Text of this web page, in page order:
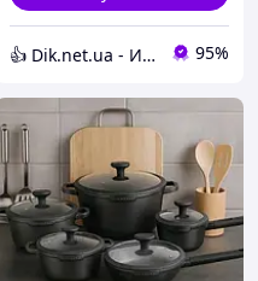
👍 Dik.net.ua - Интернет магазин 95%